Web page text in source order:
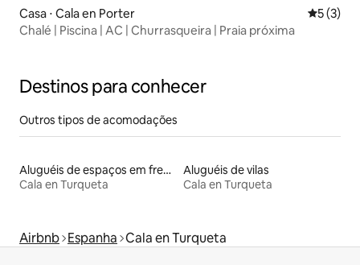
Casa ⋅ Cala en Porter 5 de
5 (3)
Chalé | Piscina | AC | Churrasqueira | Praia próxima
Destinos para conhecer
Outros tipos de acomodações
Aluguéis de espaços em frente à praia
Cala en Turqueta
Aluguéis de vilas
Cala en Turqueta
Airbnb Espanha Cala en Turqueta